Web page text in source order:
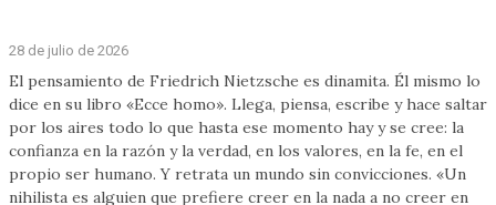
28 de julio de 2026
El pensamiento de Friedrich Nietzsche es dinamita. Él mismo lo
dice en su libro «Ecce homo». Llega, piensa, escribe y hace saltar
por los aires todo lo que hasta ese momento hay y se cree: la
confianza en la razón y la verdad, en los valores, en la fe, en el
propio ser humano. Y retrata un mundo sin convicciones. «Un
nihilista es alguien que prefiere creer en la nada a no creer en